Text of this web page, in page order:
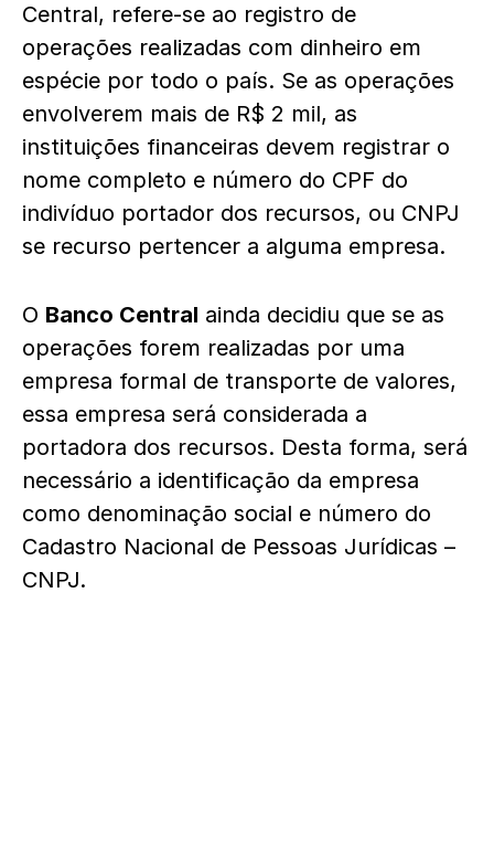
Central, refere-se ao registro de
operações realizadas com dinheiro em
espécie por todo o país. Se as operações
envolverem mais de R$ 2 mil, as
instituições financeiras devem registrar o
nome completo e número do CPF do
indivíduo portador dos recursos, ou CNPJ
se recurso pertencer a alguma empresa.
O Banco Central ainda decidiu que se as
operações forem realizadas por uma
empresa formal de transporte de valores,
essa empresa será considerada a
portadora dos recursos. Desta forma, será
necessário a identificação da empresa
como denominação social e número do
Cadastro Nacional de Pessoas Jurídicas –
CNPJ.